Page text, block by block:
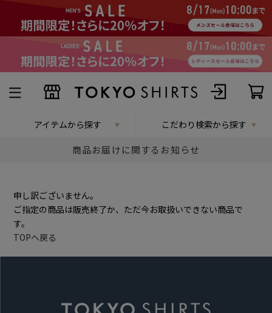
アイテムから探す こだわり検索から探す
商品お届けに関するお知らせ
申し訳ございません。
ご指定の商品は販売終了か、ただ今お取扱いできない商品で
す。
TOPへ戻る